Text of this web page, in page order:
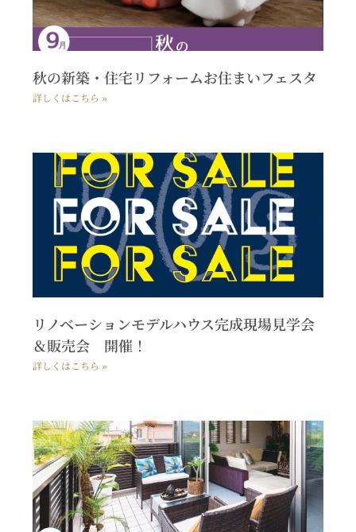
秋の新築・住宅リフォームお住まいフェスタ
詳しくはこちら »
リノベーションモデルハウス完成現場見学会
＆販売会 開催！
詳しくはこちら »